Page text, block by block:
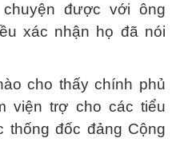
được với ông
xác nhận họ đã nói
cho thấy chính phủ
viện trợ cho các tiểu
thống đốc đảng Cộng